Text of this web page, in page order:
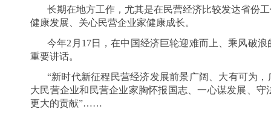
长期在地方工作，尤其是在民营经济比较发达省份
健康发展、关心民营企业家健康成长。
今年2月17日，在中国经济巨轮迎难而上、乘风破
重要讲话。
“新时代新征程民营经济发展前景广阔、大有可为
大民营企业和民营企业家胸怀报国志、一心谋发展、
更大的贡献”……